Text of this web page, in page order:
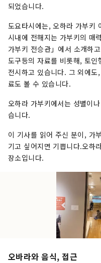
되었습니다.
도요타시에는, 오하라 가부키
시내에 전해지는 가부키의 매
가부키 전승관」에서 소개하
도구등의 자료를 비롯해, 토
전시하고 있습니다. 그 외에
료도 볼 수 있습니다.
오하라 가부키에서는 성별이
습니다.
이 기사를 읽어 주신 분이, 가
기고 싶어지면 기쁩니다.오하
장소입니다.
오바라와 음식, 접근